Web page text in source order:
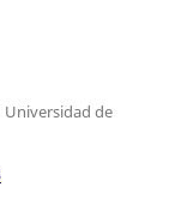
Universidad de